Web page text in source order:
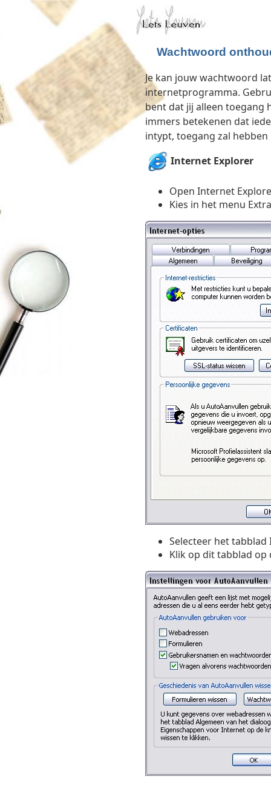
Wachtwoord
Je kan jouw wachtwoord
internetprogramma.
bent dat jij alleen toegang
immers betekenen dat
intypt, toegang zal
Internet Explorer
Open Internet
Kies in het menu
Selecteer het tabblad
Klik op dit tabblad op